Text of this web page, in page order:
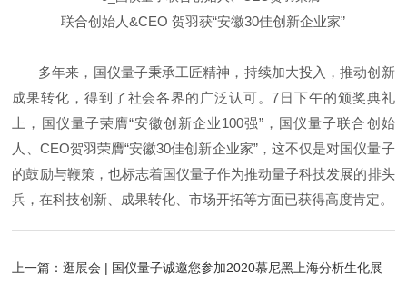
联合创始人&CEO 贺羽获“安徽30佳创新企业家”
多年来，国仪量子秉承工匠精神，持续加大投入，推动创新
成果转化，得到了社会各界的广泛认可。7日下午的颁奖典礼
上，国仪量子荣膺“安徽创新企业100强”，国仪量子联合创始
人、CEO贺羽荣膺“安徽30佳创新企业家”，这不仅是对国仪量子
的鼓励与鞭策，也标志着国仪量子作为推动量子科技发展的排头
兵，在科技创新、成果转化、市场开拓等方面已获得高度肯定。
上一篇：逛展会 | 国仪量子诚邀您参加2020慕尼黑上海分析生化展